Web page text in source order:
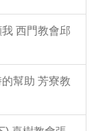
西門教會邱
幫助 芳寮教